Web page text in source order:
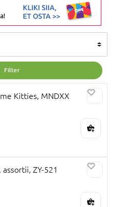
Filter
Kitties, MNDXX
ZY-521